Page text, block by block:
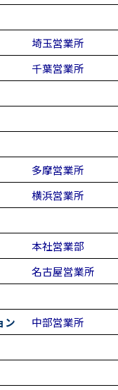
埼玉営業所
千葉営業所
多摩営業所
横浜営業所
本社営業部
名古屋営業所
ン
中部営業所